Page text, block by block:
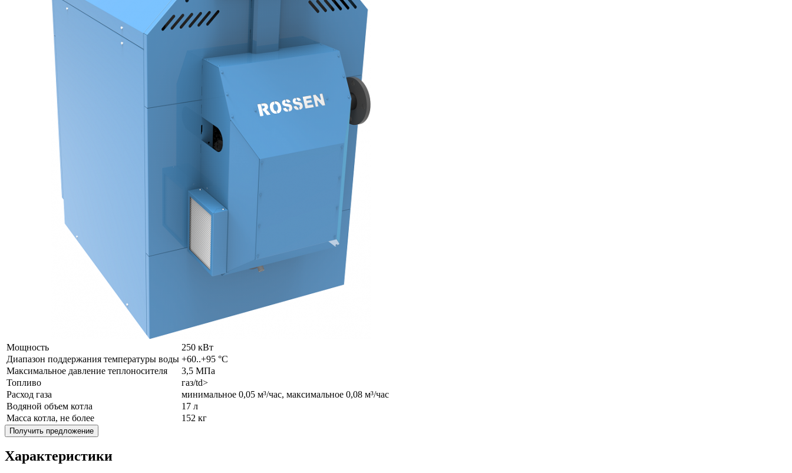
Мощность
250 кВт
Диапазон поддержания температуры воды +60..+95 °C
Максимальное давление теплоносителя
3,5 МПа
Топливо
газ/td>
Расход газа
минимальное 0,05 м³/час, максимальное 0,08 м³/час
Водяной объем котла
17 л
Масса котла, не более
152 кг
Получить предложение
Характеристики